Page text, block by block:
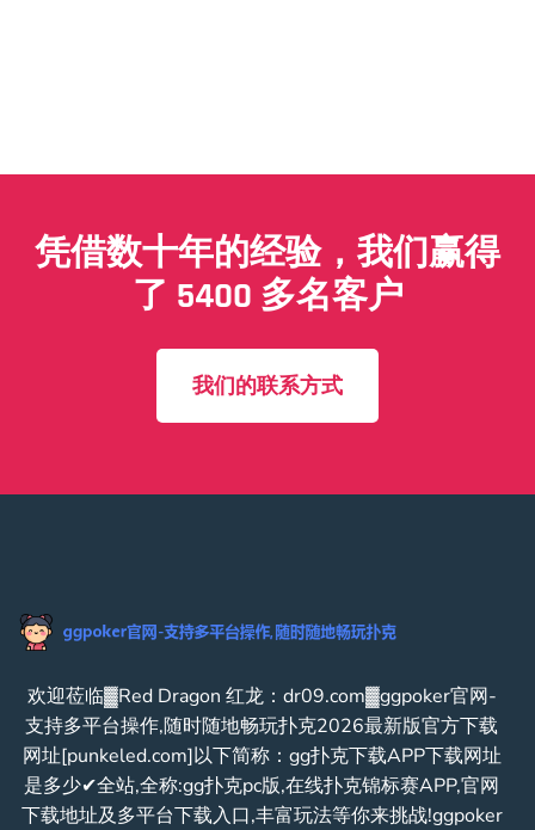
凭借数十年的经验，我们赢得
了 5400 多名客户
我们的联系方式
欢迎莅临▓Red Dragon 红龙：dr09.com▓ggpoker官网-
支持多平台操作,随时随地畅玩扑克2026最新版官方下载
网址[punkeled.com]以下简称：gg扑克下载APP下载网址
是多少✔全站,全称:gg扑克pc版,在线扑克锦标赛APP,官网
下载地址及多平台下载入口,丰富玩法等你来挑战!ggpoker